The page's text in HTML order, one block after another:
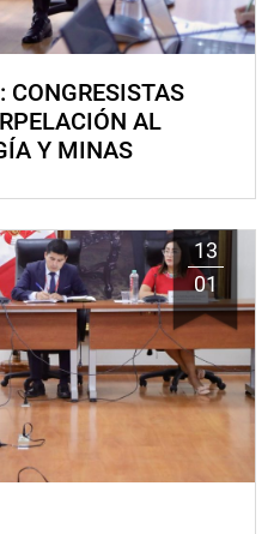
CONGRESISTAS
AL
Y MINAS
13
01